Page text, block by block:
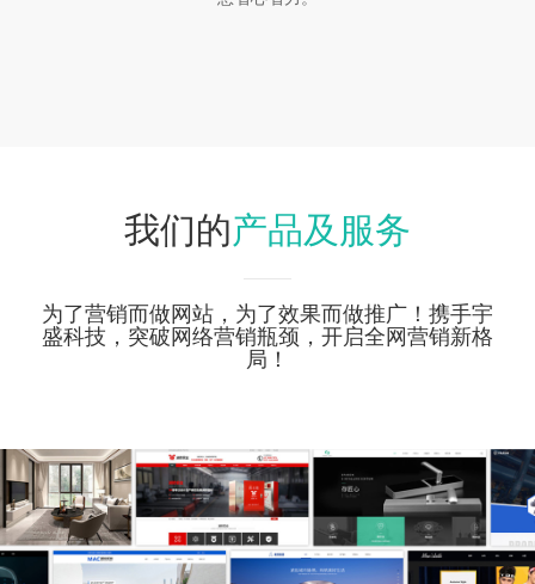
我们的产品及服务
为了营销而做网站，为了效果而做推广！携手宇
盛科技，突破网络营销瓶颈，开启全网营销新格
局！